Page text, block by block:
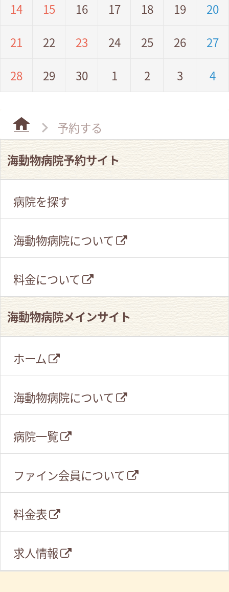
14 15 16 17 18 19 20
21 22 23 24 25 26 27
28 29 30 1 2 3 4
予約する
海動物病院予約サイト
病院を探す
海動物病院について
料金について
海動物病院メインサイト
ホーム
海動物病院について
病院一覧
ファイン会員について
料金表
求人情報